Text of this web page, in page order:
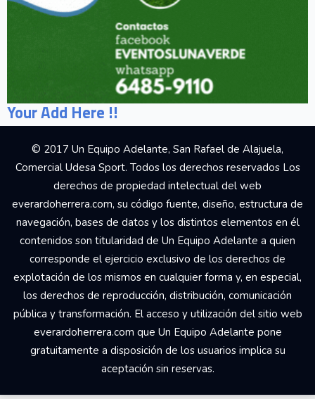
Your Add Here !!
© 2017 Un Equipo Adelante, San Rafael de Alajuela,
Comercial Udesa Sport. Todos los derechos reservados Los
derechos de propiedad intelectual del web
everardoherrera.com, su código fuente, diseño, estructura de
navegación, bases de datos y los distintos elementos en él
contenidos son titularidad de Un Equipo Adelante a quien
corresponde el ejercicio exclusivo de los derechos de
explotación de los mismos en cualquier forma y, en especial,
los derechos de reproducción, distribución, comunicación
pública y transformación. El acceso y utilización del sitio web
everardoherrera.com que Un Equipo Adelante pone
gratuitamente a disposición de los usuarios implica su
aceptación sin reservas.